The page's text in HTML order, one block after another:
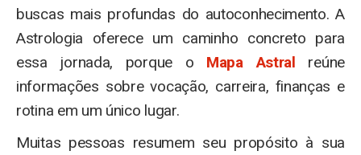
buscas mais profundas do autoconhecimento. A
Astrologia oferece um caminho concreto para
essa jornada, porque o Mapa Astral reúne
informações sobre vocação, carreira, finanças e
rotina em um único lugar.
Muitas pessoas resumem seu propósito à sua